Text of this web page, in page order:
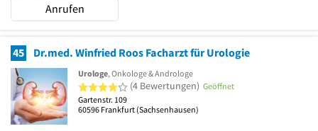
Anrufen
45 Dr.med. Winfried Roos Facharzt für Urologie
Urologe, Onkologe & Androloge
4 von 5 Sternen
(4 Bewertungen) Geöffnet
Gartenstr. 109
60596 Frankfurt (Sachsenhausen)